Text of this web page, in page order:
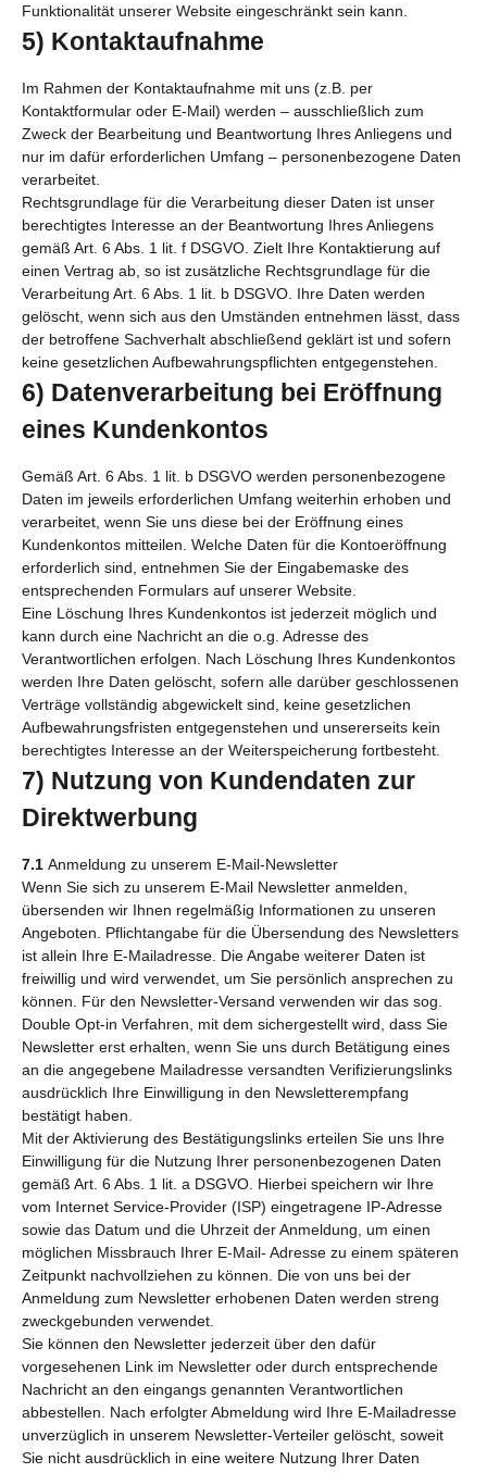
Funktionalität unserer Website eingeschränkt sein kann.
5) Kontaktaufnahme
Im Rahmen der Kontaktaufnahme mit uns (z.B. per
Kontaktformular oder E-Mail) werden – ausschließlich zum
Zweck der Bearbeitung und Beantwortung Ihres Anliegens und
nur im dafür erforderlichen Umfang – personenbezogene Daten
verarbeitet.
Rechtsgrundlage für die Verarbeitung dieser Daten ist unser
berechtigtes Interesse an der Beantwortung Ihres Anliegens
gemäß Art. 6 Abs. 1 lit. f DSGVO. Zielt Ihre Kontaktierung auf
einen Vertrag ab, so ist zusätzliche Rechtsgrundlage für die
Verarbeitung Art. 6 Abs. 1 lit. b DSGVO. Ihre Daten werden
gelöscht, wenn sich aus den Umständen entnehmen lässt, dass
der betroffene Sachverhalt abschließend geklärt ist und sofern
keine gesetzlichen Aufbewahrungspflichten entgegenstehen.
6) Datenverarbeitung bei Eröffnung
eines Kundenkontos
Gemäß Art. 6 Abs. 1 lit. b DSGVO werden personenbezogene
Daten im jeweils erforderlichen Umfang weiterhin erhoben und
verarbeitet, wenn Sie uns diese bei der Eröffnung eines
Kundenkontos mitteilen. Welche Daten für die Kontoeröffnung
erforderlich sind, entnehmen Sie der Eingabemaske des
entsprechenden Formulars auf unserer Website.
Eine Löschung Ihres Kundenkontos ist jederzeit möglich und
kann durch eine Nachricht an die o.g. Adresse des
Verantwortlichen erfolgen. Nach Löschung Ihres Kundenkontos
werden Ihre Daten gelöscht, sofern alle darüber geschlossenen
Verträge vollständig abgewickelt sind, keine gesetzlichen
Aufbewahrungsfristen entgegenstehen und unsererseits kein
berechtigtes Interesse an der Weiterspeicherung fortbesteht.
7) Nutzung von Kundendaten zur
Direktwerbung
7.1 Anmeldung zu unserem E-Mail-Newsletter
Wenn Sie sich zu unserem E-Mail Newsletter anmelden,
übersenden wir Ihnen regelmäßig Informationen zu unseren
Angeboten. Pflichtangabe für die Übersendung des Newsletters
ist allein Ihre E-Mailadresse. Die Angabe weiterer Daten ist
freiwillig und wird verwendet, um Sie persönlich ansprechen zu
können. Für den Newsletter-Versand verwenden wir das sog.
Double Opt-in Verfahren, mit dem sichergestellt wird, dass Sie
Newsletter erst erhalten, wenn Sie uns durch Betätigung eines
an die angegebene Mailadresse versandten Verifizierungslinks
ausdrücklich Ihre Einwilligung in den Newsletterempfang
bestätigt haben.
Mit der Aktivierung des Bestätigungslinks erteilen Sie uns Ihre
Einwilligung für die Nutzung Ihrer personenbezogenen Daten
gemäß Art. 6 Abs. 1 lit. a DSGVO. Hierbei speichern wir Ihre
vom Internet Service-Provider (ISP) eingetragene IP-Adresse
sowie das Datum und die Uhrzeit der Anmeldung, um einen
möglichen Missbrauch Ihrer E-Mail- Adresse zu einem späteren
Zeitpunkt nachvollziehen zu können. Die von uns bei der
Anmeldung zum Newsletter erhobenen Daten werden streng
zweckgebunden verwendet.
Sie können den Newsletter jederzeit über den dafür
vorgesehenen Link im Newsletter oder durch entsprechende
Nachricht an den eingangs genannten Verantwortlichen
abbestellen. Nach erfolgter Abmeldung wird Ihre E-Mailadresse
unverzüglich in unserem Newsletter-Verteiler gelöscht, soweit
Sie nicht ausdrücklich in eine weitere Nutzung Ihrer Daten